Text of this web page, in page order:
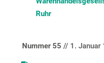
Ruhr
Nummer 55 // 1. Januar